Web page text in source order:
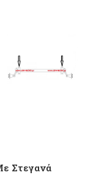
Στεγανά